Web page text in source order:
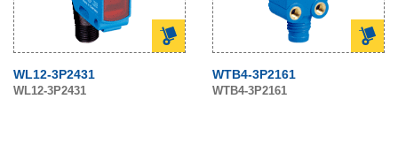
WL12-3P2431
WL12-3P2431
WTB4-3P2161
WTB4-3P2161